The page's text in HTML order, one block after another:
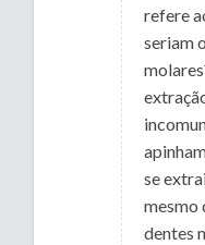
refere
seriam
se
mesmo
dentes